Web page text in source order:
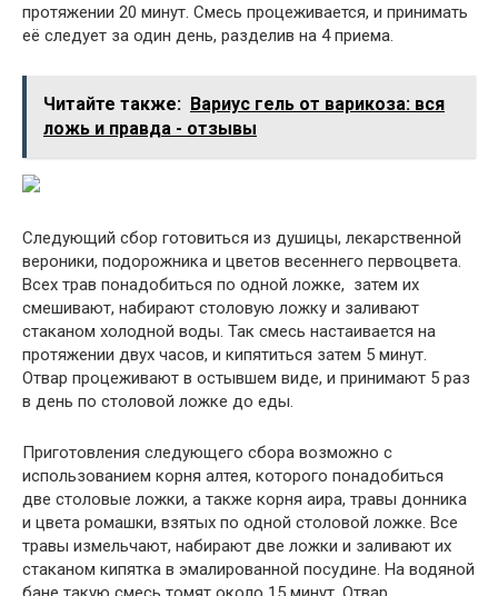
протяжении 20 минут. Смесь процеживается, и принимать
её следует за один день, разделив на 4 приема.
Читайте также: Вариус гель от варикоза: вся
ложь и правда - отзывы
Следующий сбор готовиться из душицы, лекарственной
вероники, подорожника и цветов весеннего первоцвета.
Всех трав понадобиться по одной ложке, затем их
смешивают, набирают столовую ложку и заливают
стаканом холодной воды. Так смесь настаивается на
протяжении двух часов, и кипятиться затем 5 минут.
Отвар процеживают в остывшем виде, и принимают 5 раз
в день по столовой ложке до еды.
Приготовления следующего сбора возможно с
использованием корня алтея, которого понадобиться
две столовые ложки, а также корня аира, травы донника
и цвета ромашки, взятых по одной столовой ложке. Все
травы измельчают, набирают две ложки и заливают их
стаканом кипятка в эмалированной посудине. На водяной